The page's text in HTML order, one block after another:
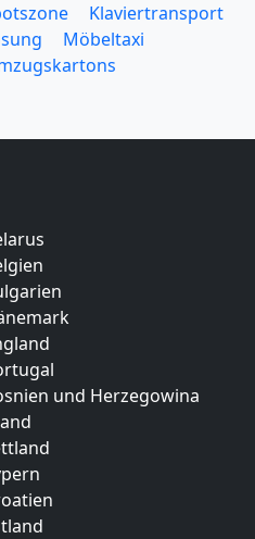
Klaviertransport
Möbeltaxi
und Herzegowina